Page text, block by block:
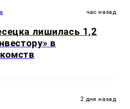
час назад
лишилась 1,2
в
2 дня назад